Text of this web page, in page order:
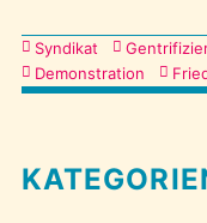
Kategorien
Syndikat
Demonstration